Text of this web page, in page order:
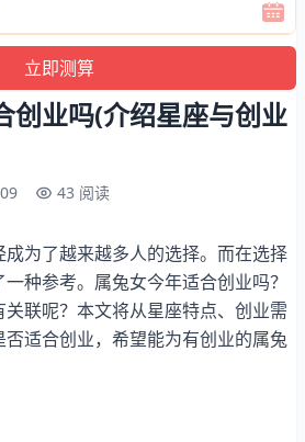
创业吗(介绍星座与创业
43 阅读
为了越来越多人的选择。而在选择
种参考。属兔女今年适合创业吗？
联呢？本文将从星座特点、创业需
适合创业，希望能为有创业的属兔